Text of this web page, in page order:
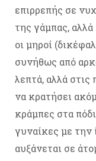
επιρρεπής σε
της γάμπας,
οι μηροί
συνήθως από
λεπτά, αλλά στις
να κρατήσει
κράμπες στα
γυναίκες με την
αυξάνεται σε